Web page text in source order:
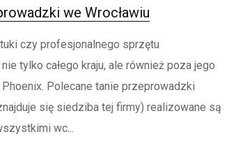
we Wrocławiu
czy profesjonalnego sprzętu
tylko całego kraju, ale również poza jego
Polecane tanie przeprowadzki
się siedziba tej firmy) realizowane są
wc...